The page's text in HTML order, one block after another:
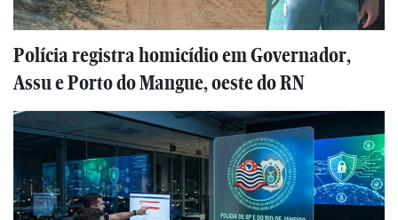
Polícia registra homicídio em Governador,
Assu e Porto do Mangue, oeste do RN